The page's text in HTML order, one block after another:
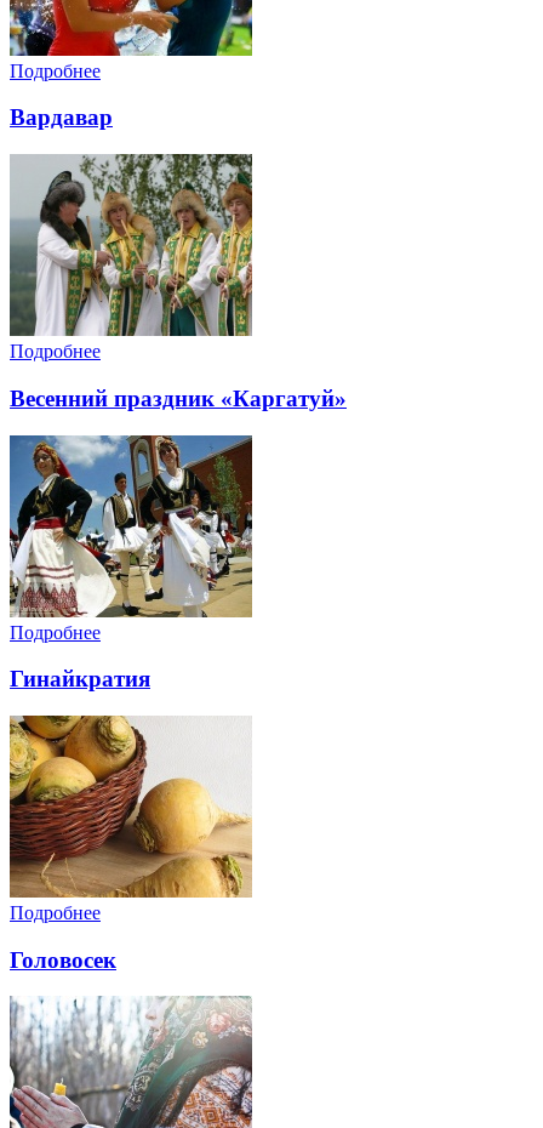
Подробнее
Вардавар
Подробнее
Весенний праздник «Каргатуй»
Подробнее
Гинайкратия
Подробнее
Головосек